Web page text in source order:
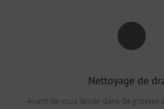
Nettoyage de
Avant de vous lancer dans de grosses